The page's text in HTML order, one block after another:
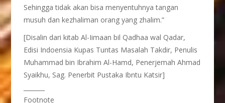
Sehingga tidak akan bisa menyentuhnya tangan
musuh dan kezhaliman orang yang zhalim.”
[Disalin dari kitab Al-Iimaan bil Qadhaa wal Qadar,
Edisi Indoensia Kupas Tuntas Masalah Takdir, Penulis
Muhammad bin Ibrahim Al-Hamd, Penerjemah Ahmad
Syaikhu, Sag. Penerbit Pustaka Ibntu Katsir]
Footnote